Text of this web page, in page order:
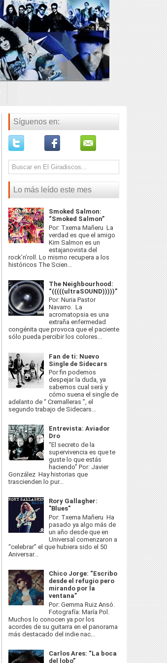
Síguenos en:
Lo más leído este mes
Smoked Salmon:
“Smoked Salmon”
Por: Txema Mañeru La
verdad es que el amigo
Kim Salmon es un
estajanovista del
rock’n’roll. Lo mismo recupera a los
históricos The Scien...
The Neighbourhood:
“(((((ultraSOUND)))))”
Por: Nuria Pastor
Navarro. La
acromatopsia es una
extraña enfermedad
congénita que provoca que el paciente
sólo pueda percibir los colores...
Fan de ti: Nuevo
Single de Sidecars
Por fin podemos
despejar la duda, ya
sabemos cual será y
cómo suena el single de
adelanto de “ Cremalleras ”, el
segundo trabajo de Sidecars...
Entrevista: Aviador
Dro
“El secreto de la
supervivencia es que te
guste lo que estás
haciendo” Por: Javier
González Hay historias que
trascienden lo pur...
Rory Gallagher:
"Blues"
Por: Txema Mañeru Ha
pasado ya algo más de
un año desde que en
Universal comenzaron a
“celebrar” el que hubiera sido el 50
Aniversar...
Chico Jorge: “Escribo
desde el refugio pero
mirando por la
ventana”
Por: Gemma Ruiz Ansó.
Fotografía: María Pol.
Muchos lo conocen ya por los
acordes de su guitarra en el panorama
más destacado del indie nac...
Carlos Ares: “La boca
del lobo”